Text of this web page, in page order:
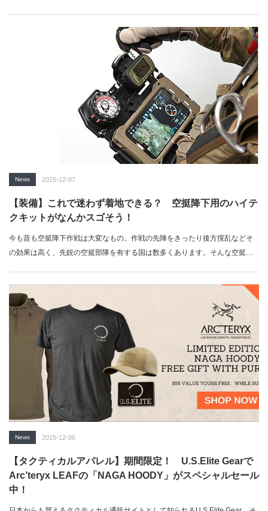
News 2015-12-07
【装備】これで迷わず着地できる？ 空挺降下用のハイテ
クキットがなんかスゴそう！
今も昔も空挺降下作戦は大変なもの。作戦の先陣をきったり後方撹乱などそ
の効果は高く、先鋭の空挺部隊を有する国は数多くあります。そんな空挺降
News 2015-12-06
【タクティカルアパレル】期間限定！ U.S.Elite Gearで
Arc’teryx LEAFの「NAGA HOODY」がスペシャルセール
中！